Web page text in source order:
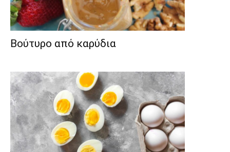
Βούτυρο από καρύδια